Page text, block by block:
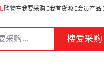
购物车我要采购 我有货源 会员产品
搜爱采购